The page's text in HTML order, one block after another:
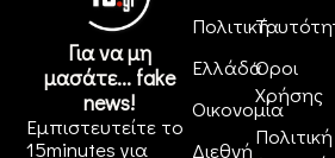
Για να μη
μασάτε... fake
news!
Εμπιστευτείτε το
15minutes για
Πολιτική
Ελλάδα
Οικονομία
Διεθνή
Όροι
Χρήσης
Πολιτική